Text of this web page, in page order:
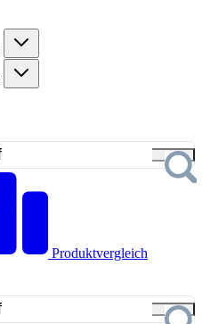
Produktvergleich